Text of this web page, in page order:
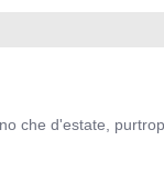
che d'estate,